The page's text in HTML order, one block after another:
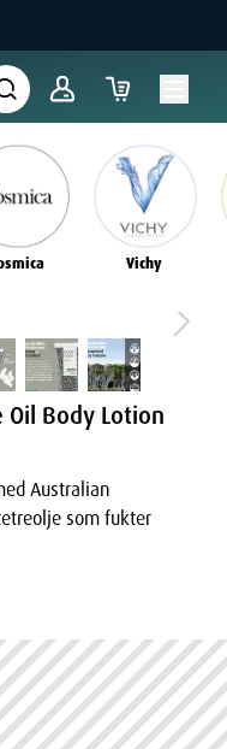
Vichy
Oil Body Lotion
Australian
som fukter